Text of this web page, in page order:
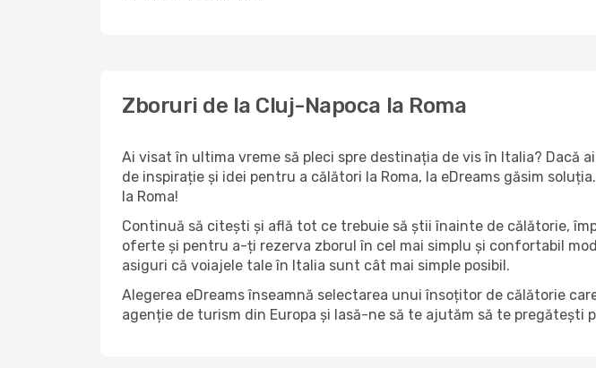
Zboruri de la Cluj-Napoca la Roma
Ai visat în ultima vreme să pleci spre destinația de vis în Italia? Dacă
de inspirație și idei pentru a călători la Roma, la eDreams găsim
la Roma!
Continuă să citești și află tot ce trebuie să știi înainte de călătorie,
oferte și pentru a-ți rezerva zborul în cel mai simplu și confortabil
asiguri că voiajele tale în Italia sunt cât mai simple posibil.
Alegerea eDreams înseamnă selectarea unui însoțitor de călătorie
agenție de turism din Europa și lasă-ne să te ajutăm să te pregătești